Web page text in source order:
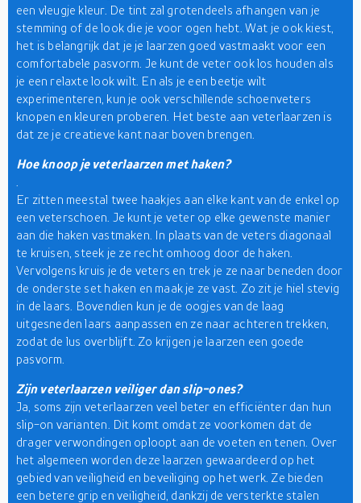
een vleugje kleur. De tint zal grotendeels afhangen van je
stemming of de look die je voor ogen hebt. Wat je ook kiest,
het is belangrijk dat je je laarzen goed vastmaakt voor een
comfortabele pasvorm. Je kunt de veter ook los houden als
je een relaxte look wilt. En als je een beetje wilt
experimenteren, kun je ook verschillende schoenveters
knopen en kleuren proberen. Het beste aan veterlaarzen is
dat ze je creatieve kant naar boven brengen.
Hoe knoop je veterlaarzen met haken?
Er zitten meestal twee haakjes aan elke kant van de enkel op
een veterschoen. Je kunt je veter op elke gewenste manier
aan die haken vastmaken. In plaats van de veters diagonaal
te kruisen, steek je ze recht omhoog door de haken.
Vervolgens kruis je de veters en trek je ze naar beneden door
de onderste set haken en maak je ze vast. Zo zit je hiel stevig
in de laars. Bovendien kun je de oogjes van de laag
uitgesneden laars aanpassen en ze naar achteren trekken,
zodat de lus overblijft. Zo krijgen je laarzen een goede
pasvorm.
Zijn veterlaarzen veiliger dan slip-ones?
Ja, soms zijn veterlaarzen veel beter en efficiënter dan hun
slip-on varianten. Dit komt omdat ze voorkomen dat de
drager verwondingen oploopt aan de voeten en tenen. Over
het algemeen worden deze laarzen gewaardeerd op het
gebied van veiligheid en beveiliging op het werk. Ze bieden
een betere grip en veiligheid, dankzij de versterkte stalen